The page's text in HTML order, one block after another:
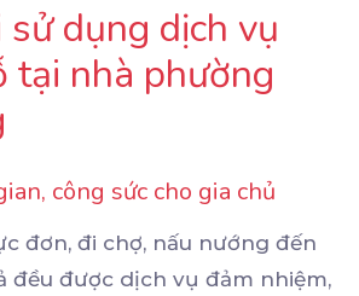
sử dụng dịch vụ
tại nhà phường
công sức cho gia chủ
đơn, đi chợ, nấu nướng đến
đều được dịch vụ đảm nhiệm,